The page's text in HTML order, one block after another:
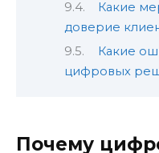
Какие
доверие
Какие
цифровых
Почему